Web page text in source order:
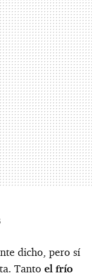
dicho, pero sí
Tanto el frío